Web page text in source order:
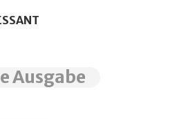
Ausgabe